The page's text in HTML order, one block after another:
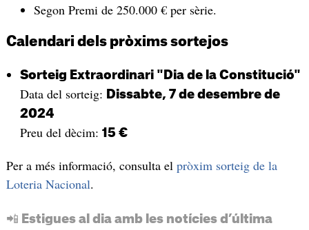
Segon Premi de 250.000 € per sèrie.
Calendari dels pròxims sortejos
Sorteig Extraordinari "Dia de la Constitució"
Data del sorteig: Dissabte, 7 de desembre de
2024
Preu del dècim: 15 €
Per a més informació, consulta el pròxim sorteig de la
Loteria Nacional.
📲 Estigues al dia amb les notícies d’última